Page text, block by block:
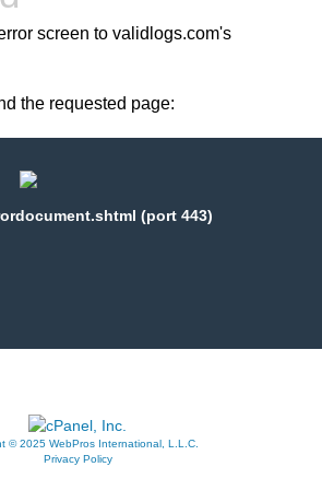
screen to validlogs.com's
the requested page:
(port 443)
© 2025 WebPros International, L.L.C.
Privacy Policy